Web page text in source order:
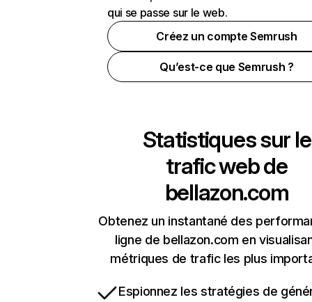
qui se passe sur le web.
Créez un compte Semrush
Qu’est-ce que Semrush ?
Statistiques sur le
trafic web de
bellazon.com
Obtenez un instantané des
ligne de bellazon.com en
métriques de trafic les plus
Espionnez les stratégies de